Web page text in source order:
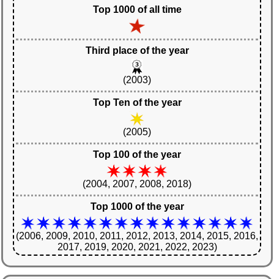
Top 1000 of all time
Third place of the year
(2003)
Top Ten of the year
(2005)
Top 100 of the year
(2004, 2007, 2008, 2018)
Top 1000 of the year
(2006, 2009, 2010, 2011, 2012, 2013, 2014, 2015, 2016,
2017, 2019, 2020, 2021, 2022, 2023)